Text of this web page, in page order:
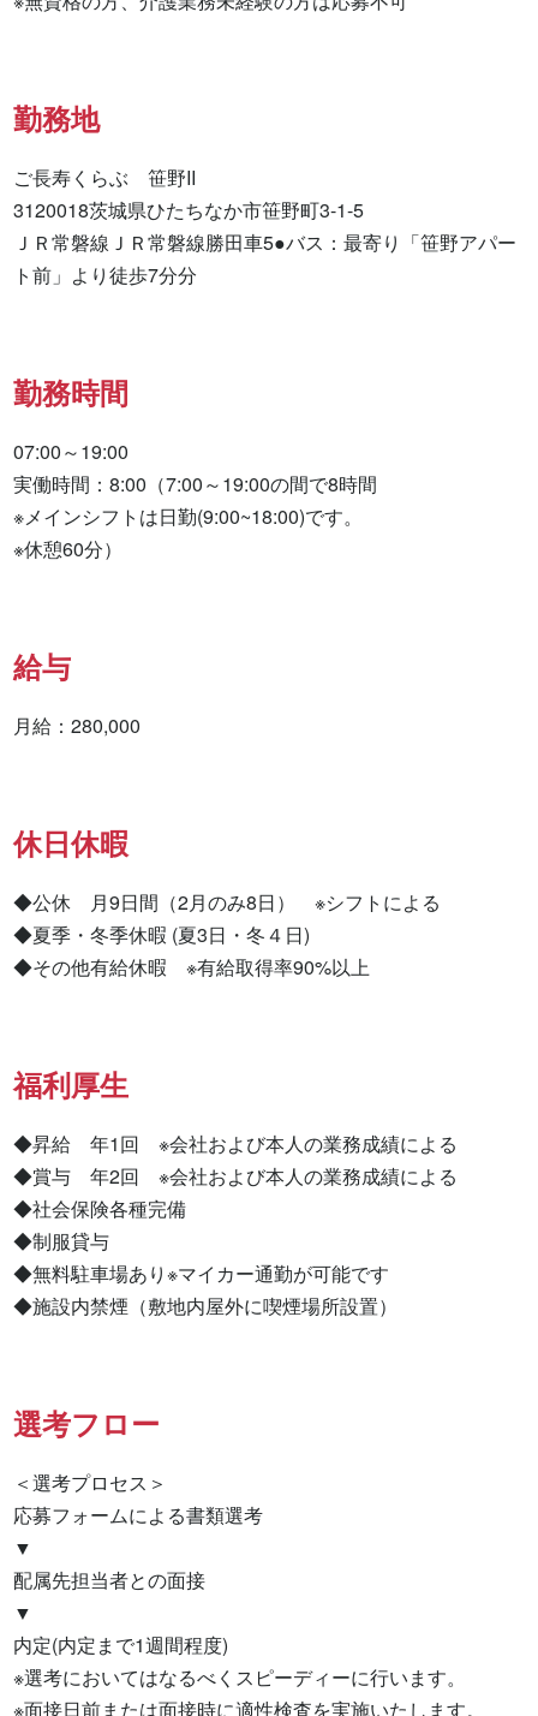
勤務地
ご長寿くらぶ　笹野II
3120018茨城県ひたちなか市笹野町3-1-5
ＪＲ常磐線ＪＲ常磐線勝田車5●バス：最寄り「笹野アパー
ト前」より徒歩7分分
勤務時間
07:00～19:00
実働時間：8:00（7:00～19:00の間で8時間
※メインシフトは日勤(9:00~18:00)です。
※休憩60分）
給与
月給：280,000
休日休暇
◆公休　月9日間（2月のみ8日）　※シフトによる
◆夏季・冬季休暇 (夏3日・冬４日)
◆その他有給休暇　※有給取得率90%以上
福利厚生
◆昇給　年1回　※会社および本人の業務成績による
◆賞与　年2回　※会社および本人の業務成績による
◆社会保険各種完備
◆制服貸与
◆無料駐車場あり※マイカー通勤が可能です
◆施設内禁煙（敷地内屋外に喫煙場所設置）
選考フロー
＜選考プロセス＞
応募フォームによる書類選考
▼
配属先担当者との面接
▼
内定(内定まで1週間程度)
※選考においてはなるべくスピーディーに行います。
※面接日前または面接時に適性検査を実施いたします。